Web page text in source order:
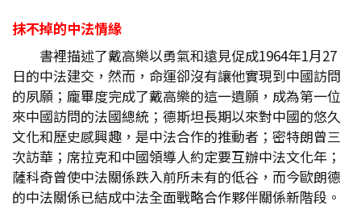
抹不掉的中法情緣
書裡描述了戴高樂以勇氣和遠見促成1964年1月27
日的中法建交，然而，命運卻沒有讓他實現到中國訪問
的夙願；龐畢度完成了戴高樂的這一遺願，成為第一位
來中國訪問的法國總統；德斯坦長期以來對中國的悠久
文化和歷史感興趣，是中法合作的推動者；密特朗曾三
次訪華；席拉克和中國領導人約定要互辦中法文化年；
薩科奇曾使中法關係跌入前所未有的低谷，而今歐朗德
的中法關係已結成中法全面戰略合作夥伴關係新階段。